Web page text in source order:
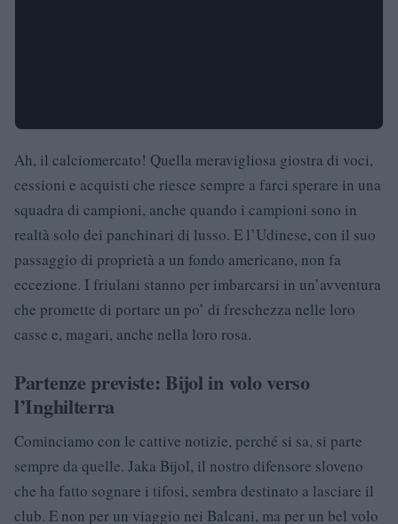
Ah, il calciomercato! Quella meravigliosa giostra di voci,
cessioni e acquisti che riesce sempre a farci sperare in una
squadra di campioni, anche quando i campioni sono in
realtà solo dei panchinari di lusso. E l’Udinese, con il suo
passaggio di proprietà a un fondo americano, non fa
eccezione. I friulani stanno per imbarcarsi in un’avventura
che promette di portare un po’ di freschezza nelle loro
casse e, magari, anche nella loro rosa.
Partenze previste: Bijol in volo verso
l’Inghilterra
Cominciamo con le cattive notizie, perché si sa, si parte
sempre da quelle. Jaka Bijol, il nostro difensore sloveno
che ha fatto sognare i tifosi, sembra destinato a lasciare il
club. E non per un viaggio nei Balcani, ma per un bel volo